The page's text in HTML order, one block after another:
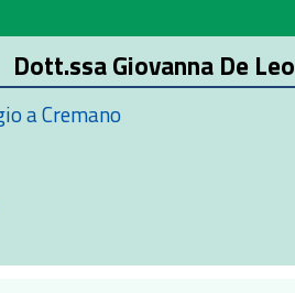
Dott.ssa Giovanna De Leo
a Cremano